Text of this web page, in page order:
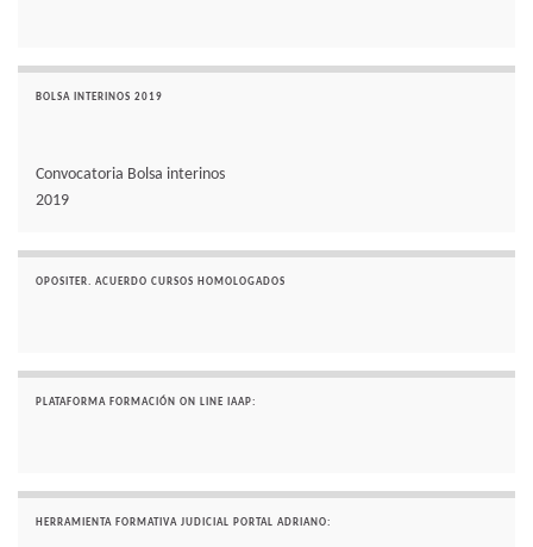
BOLSA INTERINOS 2019
Convocatoria Bolsa interinos
2019
OPOSITER. ACUERDO CURSOS HOMOLOGADOS
PLATAFORMA FORMACIÓN ON LINE IAAP:
HERRAMIENTA FORMATIVA JUDICIAL PORTAL ADRIANO: